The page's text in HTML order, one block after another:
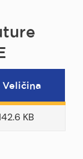
Veličina
KB